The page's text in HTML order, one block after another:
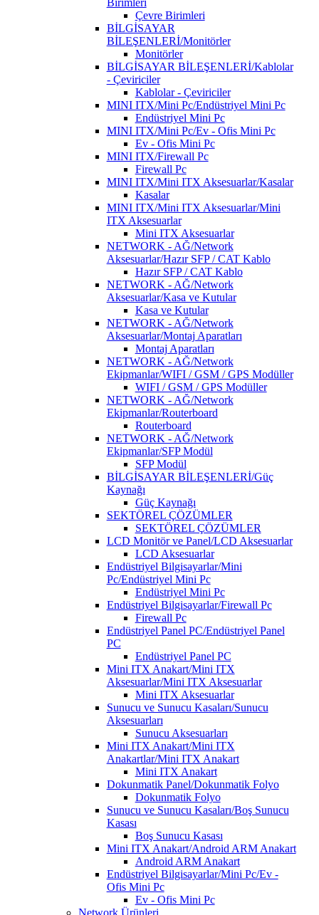
Birimleri
Çevre Birimleri
BİLGİSAYAR
BİLEŞENLERİ/Monitörler
Monitörler
BİLGİSAYAR BİLEŞENLERİ/Kablolar
- Çeviriciler
Kablolar - Çeviriciler
MINI ITX/Mini Pc/Endüstriyel Mini Pc
Endüstriyel Mini Pc
MINI ITX/Mini Pc/Ev - Ofis Mini Pc
Ev - Ofis Mini Pc
MINI ITX/Firewall Pc
Firewall Pc
MINI ITX/Mini ITX Aksesuarlar/Kasalar
Kasalar
MINI ITX/Mini ITX Aksesuarlar/Mini
ITX Aksesuarlar
Mini ITX Aksesuarlar
NETWORK - AĞ/Network
Aksesuarlar/Hazır SFP / CAT Kablo
Hazır SFP / CAT Kablo
NETWORK - AĞ/Network
Aksesuarlar/Kasa ve Kutular
Kasa ve Kutular
NETWORK - AĞ/Network
Aksesuarlar/Montaj Aparatları
Montaj Aparatları
NETWORK - AĞ/Network
Ekipmanlar/WIFI / GSM / GPS Modüller
WIFI / GSM / GPS Modüller
NETWORK - AĞ/Network
Ekipmanlar/Routerboard
Routerboard
NETWORK - AĞ/Network
Ekipmanlar/SFP Modül
SFP Modül
BİLGİSAYAR BİLEŞENLERİ/Güç
Kaynağı
Güç Kaynağı
SEKTÖREL ÇÖZÜMLER
SEKTÖREL ÇÖZÜMLER
LCD Monitör ve Panel/LCD Aksesuarlar
LCD Aksesuarlar
Endüstriyel Bilgisayarlar/Mini
Pc/Endüstriyel Mini Pc
Endüstriyel Mini Pc
Endüstriyel Bilgisayarlar/Firewall Pc
Firewall Pc
Endüstriyel Panel PC/Endüstriyel Panel
PC
Endüstriyel Panel PC
Mini ITX Anakart/Mini ITX
Aksesuarlar/Mini ITX Aksesuarlar
Mini ITX Aksesuarlar
Sunucu ve Sunucu Kasaları/Sunucu
Aksesuarları
Sunucu Aksesuarları
Mini ITX Anakart/Mini ITX
Anakartlar/Mini ITX Anakart
Mini ITX Anakart
Dokunmatik Panel/Dokunmatik Folyo
Dokunmatik Folyo
Sunucu ve Sunucu Kasaları/Boş Sunucu
Kasası
Boş Sunucu Kasası
Mini ITX Anakart/Android ARM Anakart
Android ARM Anakart
Endüstriyel Bilgisayarlar/Mini Pc/Ev -
Ofis Mini Pc
Ev - Ofis Mini Pc
Network Ürünleri